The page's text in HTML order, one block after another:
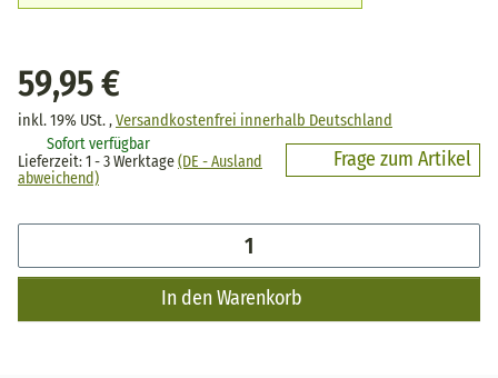
59,95 €
inkl. 19% USt. ,Versandkostenfrei innerhalb Deutschland
Sofort verfügbar
Lieferzeit:1 - 3 Werktage(DE - Ausland
abweichend)
Frage zum Artikel
In den Warenkorb